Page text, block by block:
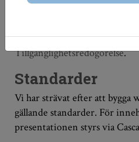
om i avsnittet längre ner
Tillgänglighetsredogörelse.
Standarder
Vi har strävat efter att bygga
gällande standarder. För
presentationen styrs via